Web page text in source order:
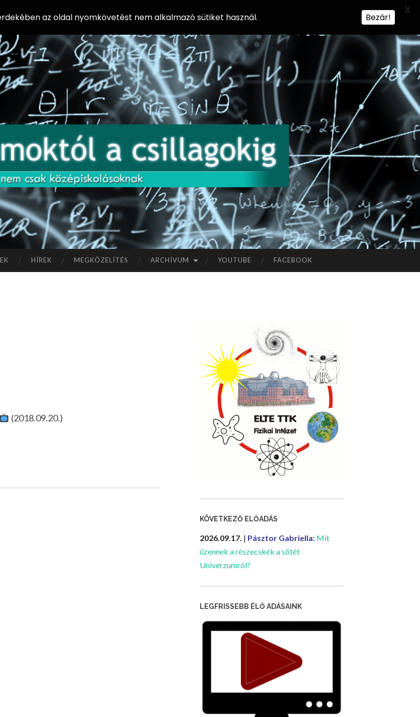
AZ
AT
OM
OK
TÓ
L A
Előadássorozat
középiskolásoknak
az ELTE
Természettudományi
Kar Fizikai
Intézetében
HÍREK MEGKÖZELÍTÉS ARCHÍVUM YOUTUBE FACEBOOK
(2018.09.20.)
KÖVETKEZŐ ELŐADÁS
2026.09.17. | Pásztor Gabriella: Mit
üzennek a részecskék a sötét
Univerzumról?
LEGFRISSEBB ÉLŐ ADÁSAINK
az oldal nyomkövetést nem alkalmazó sütiket használ. Bezár!
X